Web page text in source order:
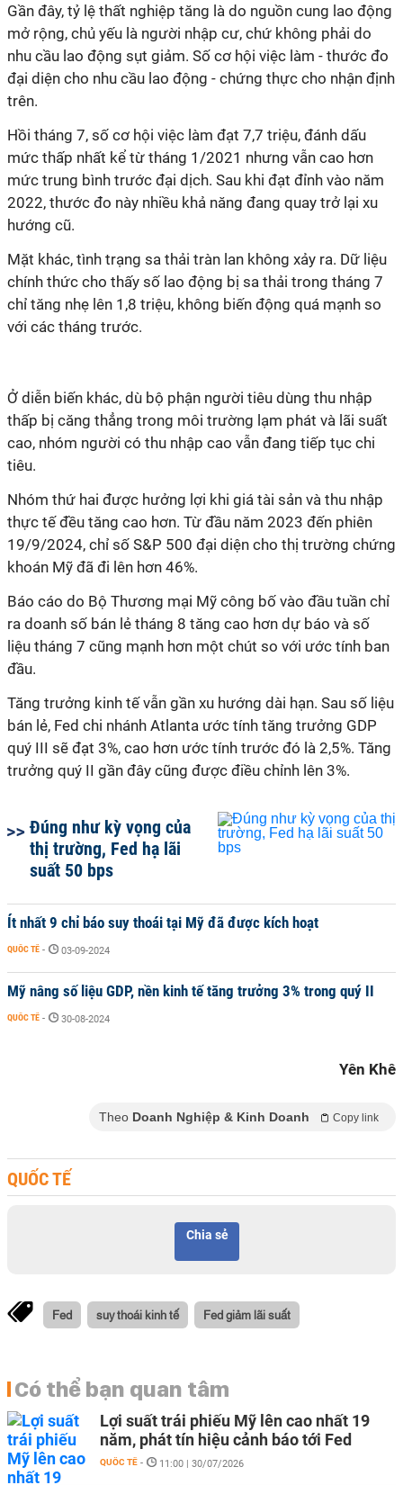
Gần đây, tỷ lệ thất nghiệp tăng là do nguồn cung lao động
mở rộng, chủ yếu là người nhập cư, chứ không phải do
nhu cầu lao động sụt giảm. Số cơ hội việc làm - thước đo
đại diện cho nhu cầu lao động - chứng thực cho nhận định
trên.
Hồi tháng 7, số cơ hội việc làm đạt 7,7 triệu, đánh dấu
mức thấp nhất kể từ tháng 1/2021 nhưng vẫn cao hơn
mức trung bình trước đại dịch. Sau khi đạt đỉnh vào năm
2022, thước đo này nhiều khả năng đang quay trở lại xu
hướng cũ.
Mặt khác, tình trạng sa thải tràn lan không xảy ra. Dữ liệu
chính thức cho thấy số lao động bị sa thải trong tháng 7
chỉ tăng nhẹ lên 1,8 triệu, không biến động quá mạnh so
với các tháng trước.
Ở diễn biến khác, dù bộ phận người tiêu dùng thu nhập
thấp bị căng thẳng trong môi trường lạm phát và lãi suất
cao, nhóm người có thu nhập cao vẫn đang tiếp tục chi
tiêu.
Nhóm thứ hai được hưởng lợi khi giá tài sản và thu nhập
thực tế đều tăng cao hơn. Từ đầu năm 2023 đến phiên
19/9/2024, chỉ số S&P 500 đại diện cho thị trường chứng
khoán Mỹ đã đi lên hơn 46%.
Báo cáo do Bộ Thương mại Mỹ công bố vào đầu tuần chỉ
ra doanh số bán lẻ tháng 8 tăng cao hơn dự báo và số
liệu tháng 7 cũng mạnh hơn một chút so với ước tính ban
đầu.
Tăng trưởng kinh tế vẫn gần xu hướng dài hạn. Sau số liệu
bán lẻ, Fed chi nhánh Atlanta ước tính tăng trưởng GDP
quý III sẽ đạt 3%, cao hơn ước tính trước đó là 2,5%. Tăng
trưởng quý II gần đây cũng được điều chỉnh lên 3%.
Đúng như kỳ vọng của
thị trường, Fed hạ lãi
suất 50 bps
Ít nhất 9 chỉ báo suy thoái tại Mỹ đã được kích hoạt
QUỐC TẾ - 03-09-2024
Mỹ nâng số liệu GDP, nền kinh tế tăng trưởng 3% trong quý II
QUỐC TẾ - 30-08-2024
Yên Khê
Theo Doanh Nghiệp & Kinh Doanh Copy link
QUỐC TẾ
Chia sẻ
Fed suy thoái kinh tế Fed giảm lãi suất
Có thể bạn quan tâm
Lợi suất trái phiếu Mỹ lên cao nhất 19
năm, phát tín hiệu cảnh báo tới Fed
QUỐC TẾ - 11:00 | 30/07/2026